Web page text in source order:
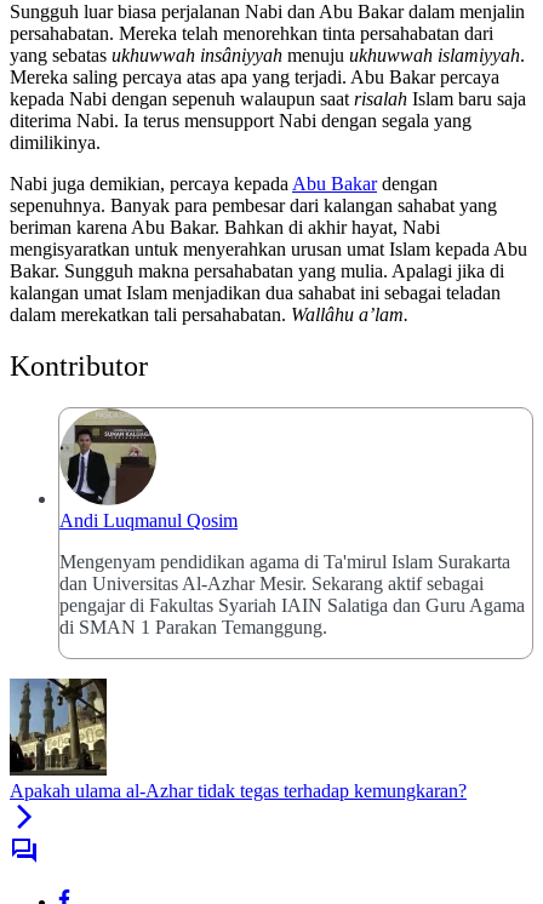
Sungguh luar biasa perjalanan Nabi dan Abu Bakar dalam menjalin
persahabatan. Mereka telah menorehkan tinta persahabatan dari
yang sebatas ukhuwwah insâniyyah menuju ukhuwwah islamiyyah.
Mereka saling percaya atas apa yang terjadi. Abu Bakar percaya
kepada Nabi dengan sepenuh walaupun saat risalah Islam baru saja
diterima Nabi. Ia terus mensupport Nabi dengan segala yang
dimilikinya.
Nabi juga demikian, percaya kepada Abu Bakardengan
sepenuhnya. Banyak para pembesar dari kalangan sahabat yang
beriman karena Abu Bakar. Bahkan di akhir hayat, Nabi
mengisyaratkan untuk menyerahkan urusan umat Islam kepada Abu
Bakar. Sungguh makna persahabatan yang mulia. Apalagi jika di
kalangan umat Islam menjadikan dua sahabat ini sebagai teladan
dalam merekatkan tali persahabatan. Wallâhu a’lam.
Kontributor
Andi Luqmanul Qosim
Mengenyam pendidikan agama di Ta'mirul Islam Surakarta
dan Universitas Al-Azhar Mesir. Sekarang aktif sebagai
pengajar di Fakultas Syariah IAIN Salatiga dan Guru Agama
di SMAN 1 Parakan Temanggung.
Apakah ulama al-Azhar tidak tegas terhadap kemungkaran?